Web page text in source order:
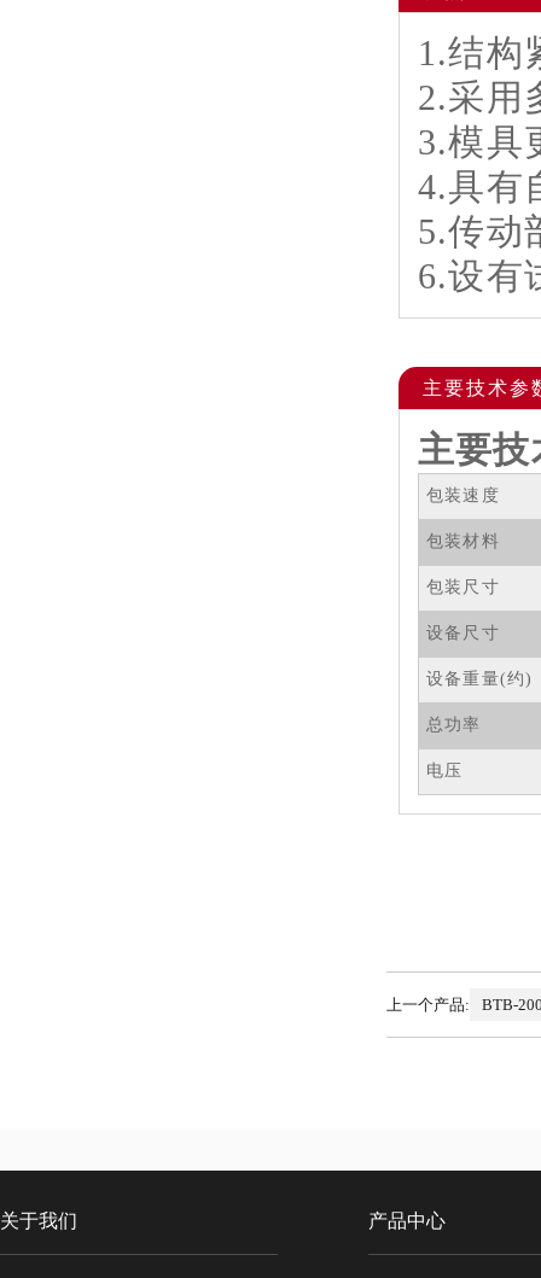
1.结构
2.采用
3.模具
4.具有
5.传动
6.设有
主要技术参
主要技
包装速度
包装材料
包装尺寸
设备尺寸
设备重量(约)
总功率
电压
上一个产品: BTB-
关于我们 产品中心